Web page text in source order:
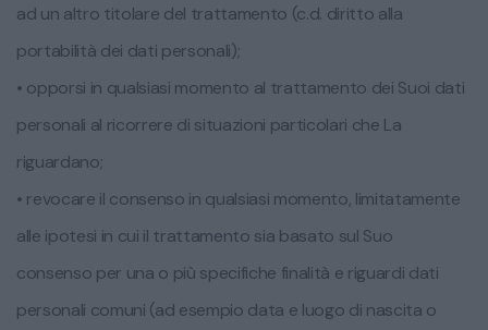
ad un altro titolare del trattamento (c.d. diritto alla
portabilità dei dati personali);
• opporsi in qualsiasi momento al trattamento dei Suoi dati
personali al ricorrere di situazioni particolari che La
riguardano;
• revocare il consenso in qualsiasi momento, limitatamente
alle ipotesi in cui il trattamento sia basato sul Suo
consenso per una o più specifiche finalità e riguardi dati
personali comuni (ad esempio data e luogo di nascita o